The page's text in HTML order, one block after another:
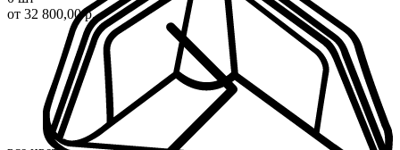
от 32 800,00 р.